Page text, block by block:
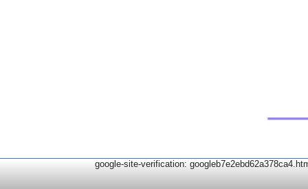
google-site-verification: